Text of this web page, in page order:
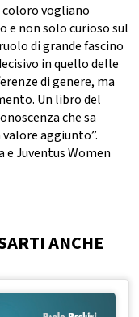
vogliano
e non solo curioso sul
di grande fascino
in quello delle
di genere, ma
Un libro del
che sa
aggiunto”.
e Juventus Women
ANCHE